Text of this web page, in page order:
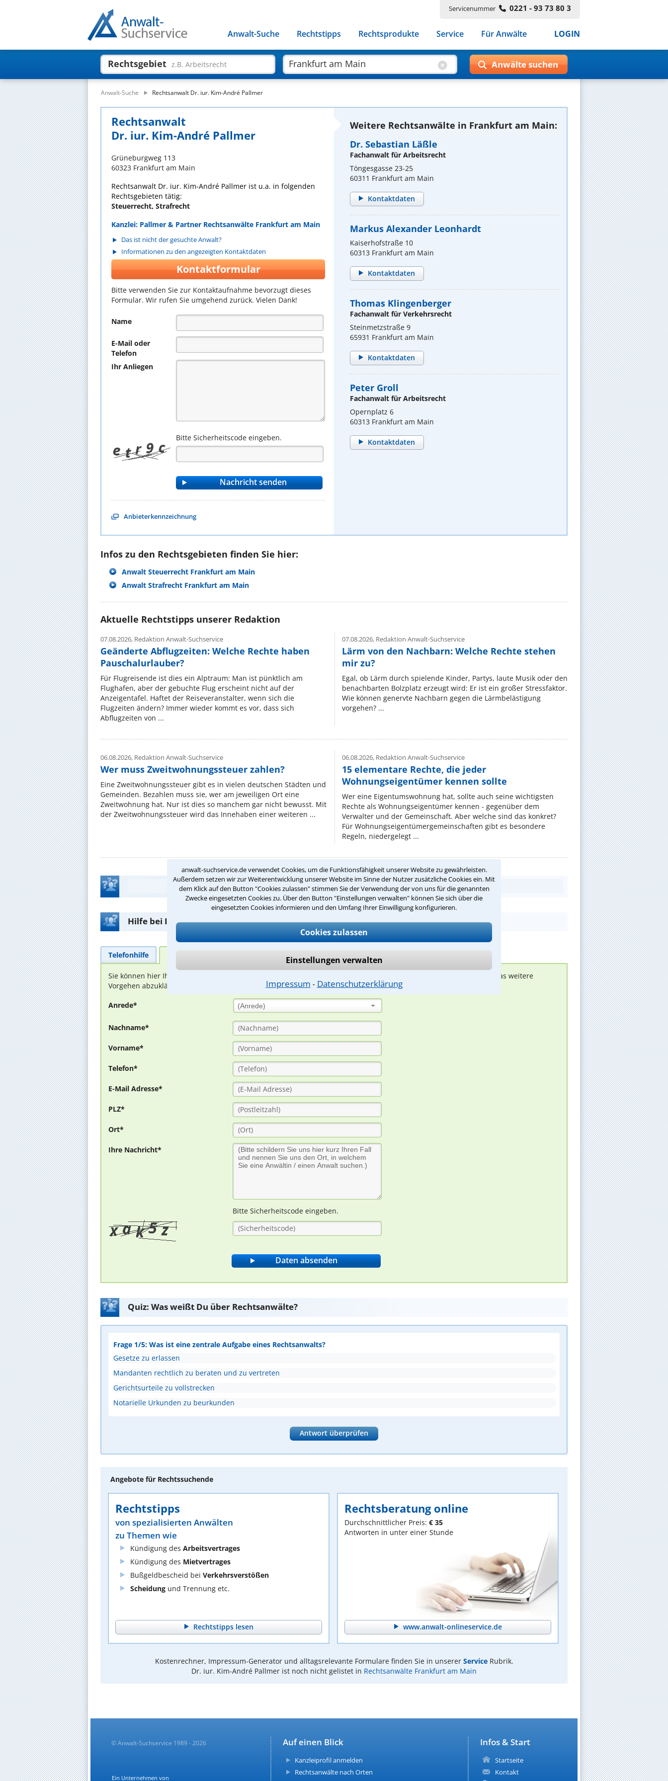
anwalt-suchservice.de verwendet Cookies, um die Funktionsfähigkeit unserer Website zu gewährleisten.
Außerdem setzen wir zur Weiterentwicklung unserer Website im Sinne der Nutzer zusätzliche Cookies ein. Mit
dem Klick auf den Button "Cookies zulassen" stimmen Sie der Verwendung der von uns für die genannten
Zwecke eingesetzten Cookies zu. Über den Button "Einstellungen verwalten" können Sie sich über die
eingesetzten Cookies informieren und den Umfang Ihrer Einwilligung konfigurieren.
Cookies zulassen
Einstellungen verwalten
Impressum ⁃ Datenschutzerklärung
Servicenummer 0221 - 93 73 80 3
Anwalt-Suche Rechtstipps Rechtsprodukte Service Für Anwälte LOGIN
Rechtsgebiet z.B. Arbeitsrecht
Anwalt-Suche Rechtsanwalt Dr. iur. Kim-André Pallmer
Rechtsanwalt
Dr. iur. Kim-André Pallmer
Grüneburgweg 113
60323 Frankfurt am Main
Rechtsanwalt Dr. iur. Kim-André Pallmer ist u.a. in folgenden
Rechtsgebieten tätig:
Steuerrecht, Strafrecht
Kanzlei: Pallmer & Partner Rechtsanwälte Frankfurt am Main
Das ist nicht der gesuchte Anwalt?
Informationen zu den angezeigten Kontaktdaten
Kontaktformular
Bitte verwenden Sie zur Kontaktaufnahme bevorzugt dieses
Formular. Wir rufen Sie umgehend zurück. Vielen Dank!
Name
E-Mail oder
Telefon
Ihr Anliegen
Bitte Sicherheitscode eingeben.
Anbieterkennzeichnung
Weitere Rechtsanwälte in Frankfurt am Main:
Dr. Sebastian Läßle
Fachanwalt für Arbeitsrecht
Töngesgasse 23-25
60311 Frankfurt am Main
Kontaktdaten
Markus Alexander Leonhardt
Kaiserhofstraße 10
60313 Frankfurt am Main
Kontaktdaten
Thomas Klingenberger
Fachanwalt für Verkehrsrecht
Steinmetzstraße 9
65931 Frankfurt am Main
Kontaktdaten
Peter Groll
Fachanwalt für Arbeitsrecht
Opernplatz 6
60313 Frankfurt am Main
Kontaktdaten
Infos zu den Rechtsgebieten finden Sie hier:
Anwalt Steuerrecht Frankfurt am Main
Anwalt Strafrecht Frankfurt am Main
Aktuelle Rechtstipps unserer Redaktion
07.08.2026, Redaktion Anwalt-Suchservice
Geänderte Abflugzeiten: Welche Rechte haben
Pauschalurlauber?
Für Flugreisende ist dies ein Alptraum: Man ist pünktlich am
Flughafen, aber der gebuchte Flug erscheint nicht auf der
Anzeigentafel. Haftet der Reiseveranstalter, wenn sich die
Flugzeiten ändern? Immer wieder kommt es vor, dass sich
Abflugzeiten von ...
07.08.2026,Redaktion Anwalt-Suchservice
Lärm von den Nachbarn: Welche Rechte stehen
mir zu?
Egal, ob Lärm durch spielende Kinder, Partys, laute Musik oder den
benachbarten Bolzplatz erzeugt wird: Er ist ein großer Stressfaktor.
Wie können genervte Nachbarn gegen die Lärmbelästigung
vorgehen? ...
06.08.2026, Redaktion Anwalt-Suchservice
Wer muss Zweitwohnungssteuer zahlen?
Eine Zweitwohnungssteuer gibt es in vielen deutschen Städten und
Gemeinden. Bezahlen muss sie, wer am jeweiligen Ort eine
Zweitwohnung hat. Nur ist dies so manchem gar nicht bewusst. Mit
der Zweitwohnungssteuer wird das Innehaben einer weiteren ...
06.08.2026,Redaktion Anwalt-Suchservice
15 elementare Rechte, die jeder
Wohnungseigentümer kennen sollte
Wer eine Eigentumswohnung hat, sollte auch seine wichtigsten
Rechte als Wohnungseigentümer kennen - gegenüber dem
Verwalter und der Gemeinschaft. Aber welche sind das konkret?
Für Wohnungseigentümergemeinschaften gibt es besondere
Regeln, niedergelegt ...
Teste Dein Rechtswissen
Hilfe bei Ihrer Anwaltsuche?
Telefonhilfe Beratungsanfrage
Sie können hier Ihren Fall schildern. Anschließend werden sich spezialisierte Rechtsanwälte bei Ihnen melden, um das weitere
Vorgehen abzuklären. Die Rückmeldung durch einen Anwalt ist für Sie kostenlos.
Anrede* (Anrede)
Nachname*
Vorname*
Telefon*
E-Mail Adresse*
PLZ*
Ort*
Ihre Nachricht*
Bitte Sicherheitscode eingeben.
Quiz: Was weißt Du über Rechtsanwälte?
Frage 1/5: Was ist eine zentrale Aufgabe eines Rechtsanwalts?
Gesetze zu erlassen
Mandanten rechtlich zu beraten und zu vertreten
Gerichtsurteile zu vollstrecken
Notarielle Urkunden zu beurkunden
Antwort überprüfen
Angebote für Rechtssuchende
Rechtstipps
von spezialisierten Anwälten
zu Themen wie
Kündigung des Arbeitsvertrages
Kündigung des Mietvertrages
Bußgeldbescheid bei Verkehrsverstößen
Scheidung und Trennung etc.
Rechtstipps lesen
Rechtsberatung online
Durchschnittlicher Preis: € 35
Antworten in unter einer Stunde
www.anwalt-onlineservice.de
Kostenrechner, Impressum-Generator und alltagsrelevante Formulare finden Sie in unserer ServiceRubrik.
Dr. iur. Kim-André Pallmer ist noch nicht gelistet in Rechtsanwälte Frankfurt am Main
Infos & Start
Startseite
Kontakt
Auf einen Blick
Kanzleiprofil anmelden
Rechtsanwälte nach Orten
© Anwalt-Suchservice 1989 - 2026
Ein Unternehmen von